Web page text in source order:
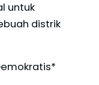
untuk
distrik